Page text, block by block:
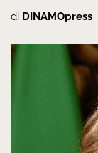
di DINAMOpress